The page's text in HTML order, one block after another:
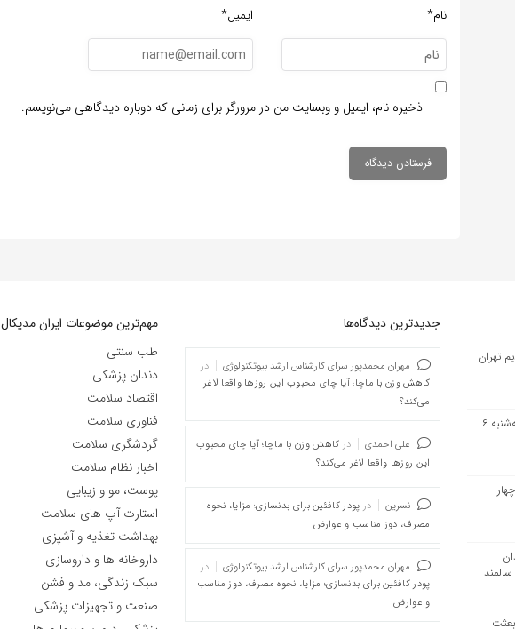
نام* ایمیل*
ذخیره نام، ایمیل و وبسایت من در مرورگر برای زمانی که دوباره دیدگاهی می‌نویسم.
تهران
برنامه قطع برق اصفهان امروز سه‌شنبه ۶
جدیدترین دیدگاه‌‌ها
مهران محمدپور سرای کارشناس ارشد بیوتکنولوژی
در
کاهش وزن با ماچا؛ آیا چای محبوب این روزها واقعا لاغر
می‌کند؟
علی احمدی در کاهش وزن با ماچا؛ آیا چای محبوب
این روزها واقعا لاغر می‌کند؟
نسرین در پودر کافئین برای بدنسازی؛ مزایا، نحوه
مصرف، دوز مناسب و عوارض
مهران محمدپور سرای کارشناس ارشد بیوتکنولوژی
در
پودر کافئین برای بدنسازی؛ مزایا، نحوه مصرف، دوز مناسب
و عوارض
مهم‌ترین موضوعات ایران مدیکال
طب سنتی
دندان پزشکی
اقتصاد سلامت
فناوری سلامت
گردشگری سلامت
اخبار نظام سلامت
پوست، مو و زیبایی
استارت آپ های سلامت
بهداشت تغذیه و آشپزی
داروخانه ها و داروسازی
سبک زندگی، مد و فشن
صنعت و تجهیزات پزشکی